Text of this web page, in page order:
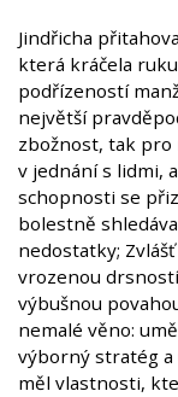
Jindřicha
která kráčela
podřízeností
největší
zbožnost, tak
v jednání s lidmi,
schopnosti se
bolestně
nedostatky;
vrozenou
výbušnou
nemalé věno:
výborný stratég
měl vlastnosti,